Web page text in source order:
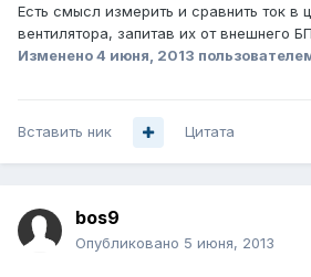
Есть смысл измерить и сравнить ток в
вентилятора, запитав их от внешнего
Изменено4 июня, 2013
Вставить ник Цитата
bos9
Опубликовано 5 июня, 2013